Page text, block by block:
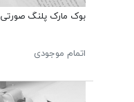
بوک مارک پلنگ صورتی
اتمام موجودی